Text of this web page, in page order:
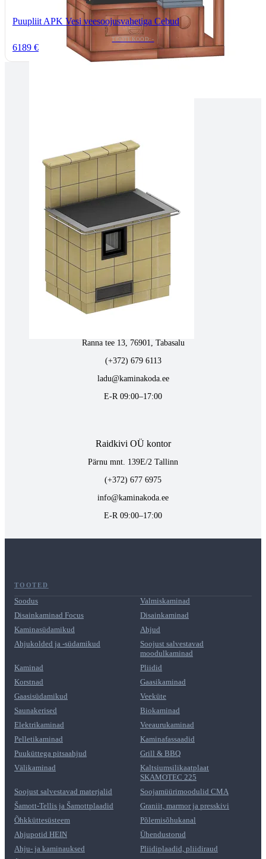
Puupliit APK Vesi veesoojusvahetiga Cebud
TOOTEKOOD: -
6189 €
kaminakoda@kaminakoda.ee
E-R 10:00-18:30
Tartus kivi töötlemine
Tähe 127E, Tartu
(+372) 747 7107
vaino@raidkivi.ee
E-R 09:00–17:00
Ranna tee 13, 76901, Tabasalu
(+372) 679 6113
ladu@kaminakoda.ee
E-R 09:00–17:00
Raidkivi OÜ kontor
Pärnu mnt. 139E/2 Tallinn
(+372) 677 6975
info@kaminakoda.ee
E-R 09:00–17:00
TOOTED
Soodus
Valmiskaminad
Disainkaminad Focus
Disainkaminad
Kaminasüdamikud
Ahjud
Ahjukolded ja -südamikud
Soojust salvestavad
moodulkaminad
Kaminad
Pliidid
Korstnad
Gaasikaminad
Gaasisüdamikud
Veeküte
Saunakerised
Biokaminad
Elektrikaminad
Veeaurukaminad
Pelletikaminad
Kaminafassaadid
Puuküttega pitsaahjud
Grill & BBQ
Välikaminad
Kaltsiumsilikaatplaat
SKAMOTEC 225
Soojust salvestavad materjalid
Soojamüürimoodulid CMA
Šamott-Tellis ja Šamottplaadid
Graniit, marmor ja presskivi
Õhkküttesüsteem
Põlemisõhukanal
Ahjupotid HEIN
Ühendustorud
Ahju- ja kaminauksed
Pliidiplaadid, pliidiraud